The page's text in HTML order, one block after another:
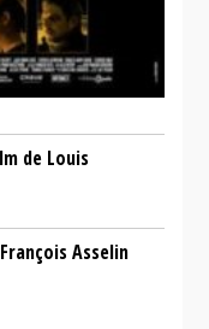
de Louis
Asselin